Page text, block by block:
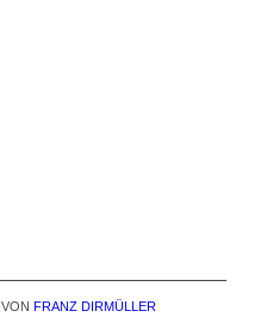
VON FRANZ DIRMÜLLER